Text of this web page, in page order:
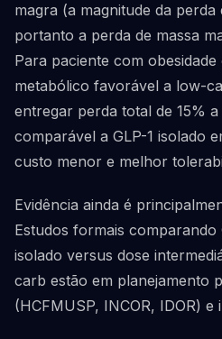
magra (a magnitude da
portanto a perda de massa
Para paciente com
metabólico favorável a low-
entregar perda total de 15% a
comparável a GLP-1 isolado
custo menor e melhor
Evidência ainda é
Estudos formais comparando
isolado versus dose
carb estão em planejamento
(HCFMUSP, INCOR, IDOR) e